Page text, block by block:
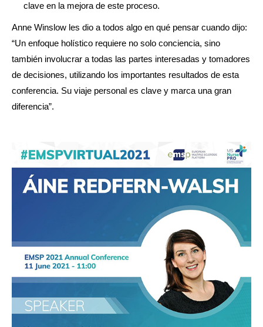
clave en la mejora de este proceso.
Anne Winslow les dio a todos algo en qué pensar cuando dijo:
“Un enfoque holístico requiere no solo conciencia, sino
también involucrar a todas las partes interesadas y tomadores
de decisiones, utilizando los importantes resultados de esta
conferencia. Su viaje personal es clave y marca una gran
diferencia”.